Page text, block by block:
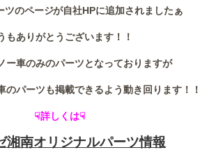
ツのページが自社HPに追加されましたぁ
もありがとうございます！！
ー車のみのパーツとなっておりますが
のパーツも掲載できるよう動き回ります！！
☟詳しくは☟
湘南オリジナルパーツ情報